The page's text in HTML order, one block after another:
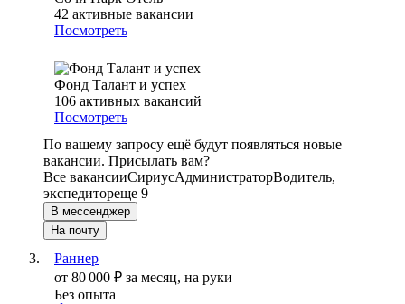
42 активные вакансии
Посмотреть
Фонд Талант и успех
106 активных вакансий
Посмотреть
По вашему запросу ещё будут появляться новые
вакансии. Присылать вам?
Все вакансииСириусАдминистраторВодитель,
экспедитореще 9
В мессенджер
На почту
Раннер
от 80 000 ₽ за месяц, на руки
Без опыта